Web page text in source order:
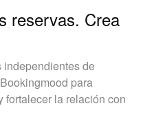
reservas. Crea
independientes de
para
fortalecer la relación con